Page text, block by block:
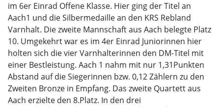
im 6er Einrad Offene Klasse. Hier ging der Titel an
Aach1 und die Silbermedaille an den KRS Rebland
Varnhalt. Die zweite Mannschaft aus Aach belegte Platz
10. Umgekehrt war es im 4er Einrad Juniorinnen hier
holten sich die vier Varnhalterinnen den DM-Titel mit
einer Bestleistung. Aach 1 nahm mit nur 1,31Punkten
Abstand auf die Siegerinnen bzw. 0,12 Zählern zu den
Zweiten Bronze in Empfang. Das zweite Quartett aus
Aach erzielte den 8.Platz. In den drei